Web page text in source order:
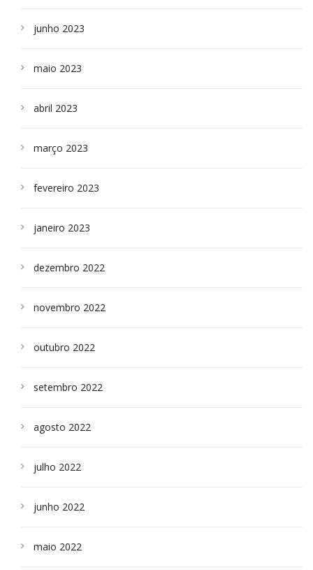
junho 2023
maio 2023
abril 2023
março 2023
fevereiro 2023
janeiro 2023
dezembro 2022
novembro 2022
outubro 2022
setembro 2022
agosto 2022
julho 2022
junho 2022
maio 2022